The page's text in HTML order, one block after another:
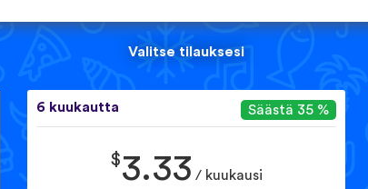
Valitse tilauksesi
6 kuukautta Säästä 35 %
$3.33 / kuukausi